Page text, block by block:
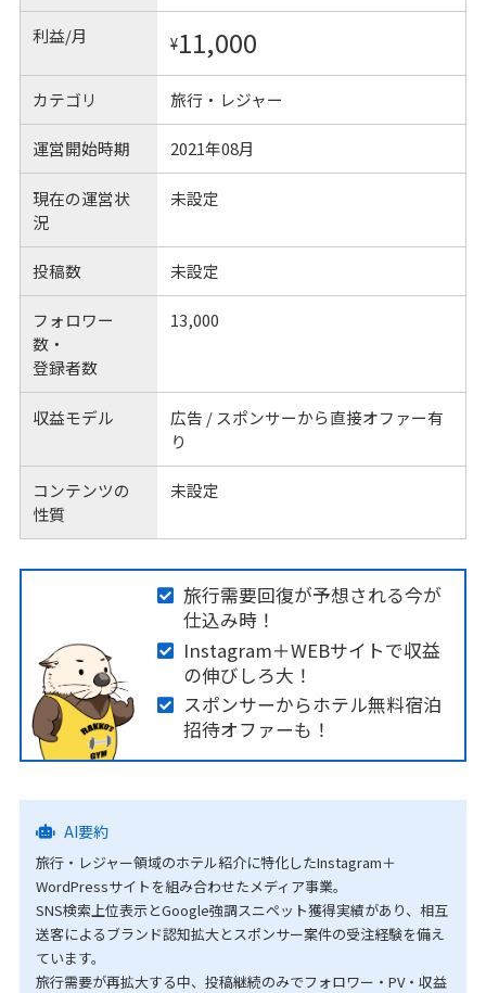
利益/月 ¥11,000
カテゴリ 旅行・レジャー
運営開始時期 2021年08月
現在の運営状
況
未設定
投稿数 未設定
フォロワー
数・
登録者数
13,000
収益モデル
広告 / スポンサーから直接オファー有
り
コンテンツの
性質
未設定
旅行需要回復が予想される今が
仕込み時！
Instagram＋WEBサイトで収益
の伸びしろ大！
スポンサーからホテル無料宿泊
招待オファーも！
AI要約
旅行・レジャー領域のホテル紹介に特化したInstagram＋
WordPressサイトを組み合わせたメディア事業。
SNS検索上位表示とGoogle強調スニペット獲得実績があり、相互
送客によるブランド認知拡大とスポンサー案件の受注経験を備え
ています。
旅行需要が再拡大する中、投稿継続のみでフォロワー・PV・収益